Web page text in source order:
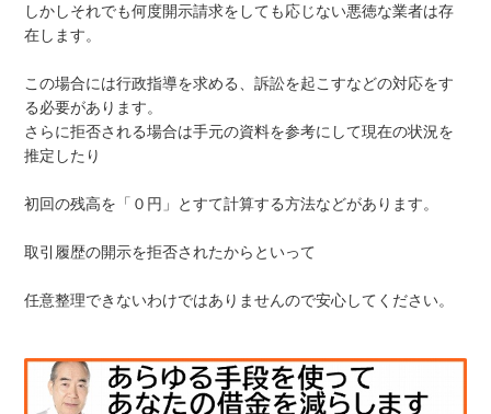
しかしそれでも何度開示請求をしても応じない悪徳な業者は存
在します。
この場合には行政指導を求める、訴訟を起こすなどの対応をす
る必要があります。
さらに拒否される場合は手元の資料を参考にして現在の状況を
推定したり
初回の残高を「０円」とすて計算する方法などがあります。
取引履歴の開示を拒否されたからといって
任意整理できないわけではありませんので安心してください。